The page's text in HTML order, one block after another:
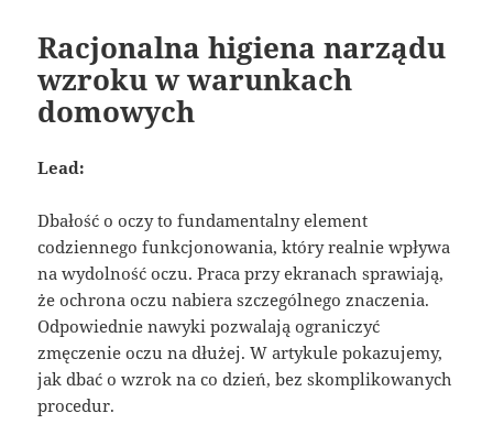
Racjonalna higiena narządu
wzroku w warunkach
domowych
Lead:
Dbałość o oczy to fundamentalny element
codziennego funkcjonowania, który realnie wpływa
na wydolność oczu. Praca przy ekranach sprawiają,
że ochrona oczu nabiera szczególnego znaczenia.
Odpowiednie nawyki pozwalają ograniczyć
zmęczenie oczu na dłużej. W artykule pokazujemy,
jak dbać o wzrok na co dzień, bez skomplikowanych
procedur.